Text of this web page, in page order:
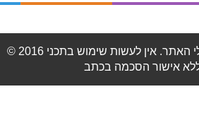
© 2016 כל הזכויות שמורות לבעלי האתר. אין לעשות שימוש בתכני
אישור הסכמה בכתב